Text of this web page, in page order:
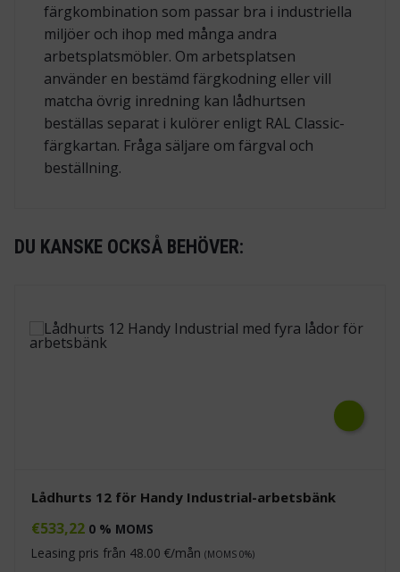
färgkombination som passar bra i industriella
miljöer och ihop med många andra
arbetsplatsmöbler. Om arbetsplatsen
använder en bestämd färgkodning eller vill
matcha övrig inredning kan lådhurtsen
beställas separat i kulörer enligt RAL Classic-
färgkartan. Fråga säljare om färgval och
beställning.
DU KANSKE OCKSÅ BEHÖVER:
Lådhurts 12 för Handy Industrial-arbetsbänk
€533,22 0 % MOMS
Leasing pris från 48.00 €/mån (MOMS 0%)